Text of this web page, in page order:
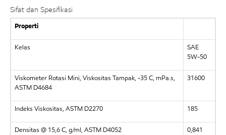
Sifat dan Spesifikasi
Properti
Kelas
SAE
5W-50
Viskometer Rotasi Mini, Viskositas Tampak, -35 C, mPa.s,
ASTM D4684
31600
Indeks Viskositas, ASTM D2270 185
Densitas @ 15,6 C, g/ml, ASTM D4052 0,841